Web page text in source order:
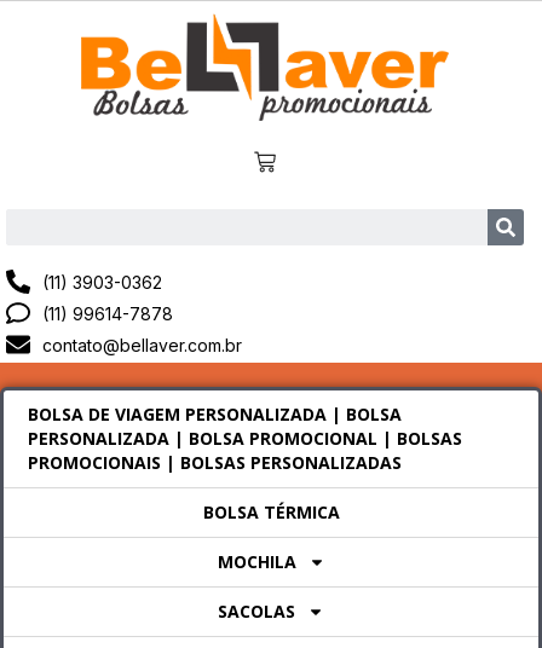
(11) 3903-0362
(11) 99614-7878
contato@bellaver.com.br
BOLSA DE VIAGEM PERSONALIZADA | BOLSA
PERSONALIZADA | BOLSA PROMOCIONAL | BOLSAS
PROMOCIONAIS | BOLSAS PERSONALIZADAS
BOLSA TÉRMICA
MOCHILA
SACOLAS